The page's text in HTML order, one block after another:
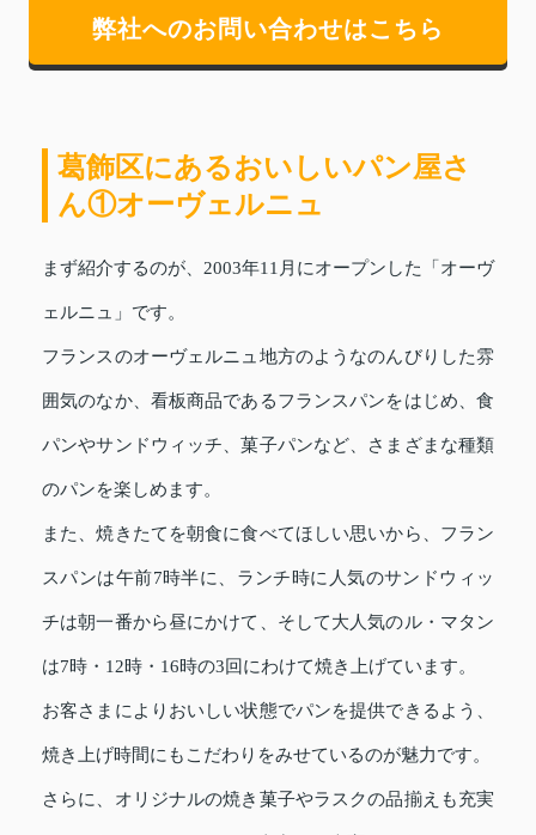
弊社へのお問い合わせはこちら
葛飾区にあるおいしいパン屋さ
ん①オーヴェルニュ
まず紹介するのが、2003年11月にオープンした「オーヴ
ェルニュ」です。
フランスのオーヴェルニュ地方のようなのんびりした雰
囲気のなか、看板商品であるフランスパンをはじめ、食
パンやサンドウィッチ、菓子パンなど、さまざまな種類
のパンを楽しめます。
また、焼きたてを朝食に食べてほしい思いから、フラン
スパンは午前7時半に、ランチ時に人気のサンドウィッ
チは朝一番から昼にかけて、そして大人気のル・マタン
は7時・12時・16時の3回にわけて焼き上げています。
お客さまによりおいしい状態でパンを提供できるよう、
焼き上げ時間にもこだわりをみせているのが魅力です。
さらに、オリジナルの焼き菓子やラスクの品揃えも充実